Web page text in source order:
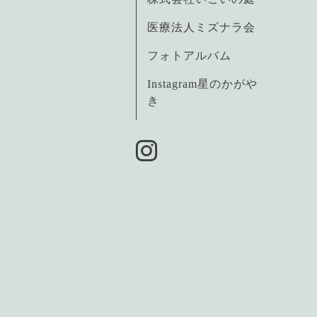
医療法人ミズナラ会
フォトアルバム
Instagram星のかがや
き